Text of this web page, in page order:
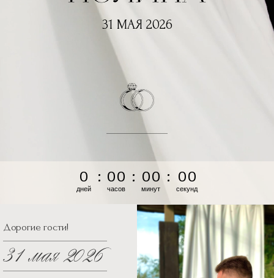
0
дней
: 00
часов
: 00
минут
: 00
секунд
31 МАЯ 2026
Дорогие гости!
чудесный праздник —